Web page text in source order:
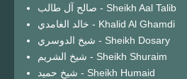
صالح آل طالب - Sheikh Aal Talib
خالد الغامدي - Khalid Al Ghamdi
شيخ الدوسري - Sheikh Dosary
شيخ الشريم - Sheikh Shuraim
شيخ حميد - Sheikh Humaid